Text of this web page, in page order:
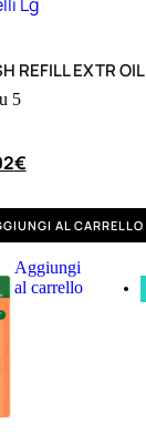
REFILL EXTR
5
€
AL CARRELLO
Aggiungi
al carrello